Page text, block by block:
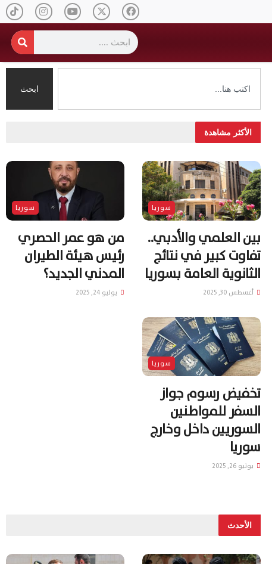
ابحث
الأكثر مشاهدة
سوريا
بين العلمي والأدبي..
تفاوت كبير في نتائج
الثانوية العامة بسوريا
أغسطس 30, 2025
سوريا
من هو عمر الحصري
رئيس هيئة الطيران
المدني الجديد؟
يوليو 24, 2025
سوريا
تخفيض رسوم جواز
السفر للمواطنين
السوريين داخل وخارج
سوريا
يونيو 26, 2025
الأحدث